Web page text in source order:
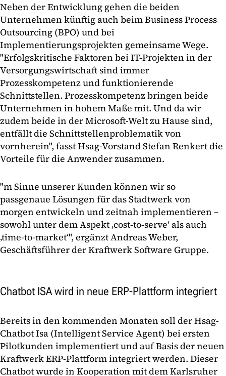
Neben der Entwicklung gehen die beiden
Unternehmen künftig auch beim Business Process
Outsourcing (BPO) und bei
Implementierungsprojekten gemeinsame Wege.
"Erfolgskritische Faktoren bei IT-Projekten in der
Versorgungswirtschaft sind immer
Prozesskompetenz und funktionierende
Schnittstellen. Prozesskompetenz bringen beide
Unternehmen in hohem Maße mit. Und da wir
zudem beide in der Microsoft-Welt zu Hause sind,
entfällt die Schnittstellenproblematik von
vornherein", fasst Hsag-Vorstand Stefan Renkert die
Vorteile für die Anwender zusammen.
"m Sinne unserer Kunden können wir so
passgenaue Lösungen für das Stadtwerk von
morgen entwickeln und zeitnah implementieren –
sowohl unter dem Aspekt ‚cost-to-serve‘ als auch
‚time-to-market‘", ergänzt Andreas Weber,
Geschäftsführer der Kraftwerk Software Gruppe.
Chatbot ISA wird in neue ERP-Plattform integriert
Bereits in den kommenden Monaten soll der Hsag-
Chatbot Isa (Intelligent Service Agent) bei ersten
Pilotkunden implementiert und auf Basis der neuen
Kraftwerk ERP-Plattform integriert werden. Dieser
Chatbot wurde in Kooperation mit dem Karlsruher